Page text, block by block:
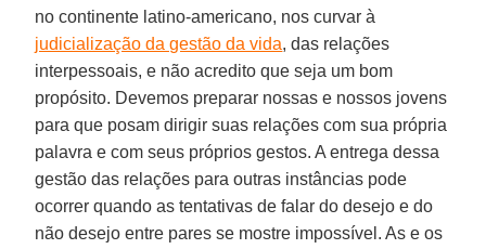
no continente latino-americano, nos curvar à
judicialização da gestão da vida, das relações
interpessoais, e não acredito que seja um bom
propósito. Devemos preparar nossas e nossos jovens
para que posam dirigir suas relações com sua própria
palavra e com seus próprios gestos. A entrega dessa
gestão das relações para outras instâncias pode
ocorrer quando as tentativas de falar do desejo e do
não desejo entre pares se mostre impossível. As e os